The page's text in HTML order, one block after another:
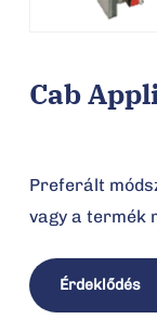
Cab
Preferált
vagy a termék
Érdeklődés